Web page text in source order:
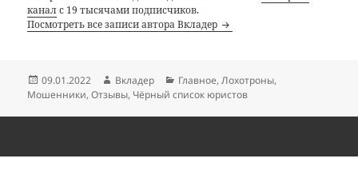
каналс 19 тысячами подписчиков.
Посмотреть все записи автора Вкладер
Опубликовано
09.01.2022 Автор
Вкладер Рубрики
Главное,Лохотроны,
Мошенники,Отзывы, Чёрный список юристов